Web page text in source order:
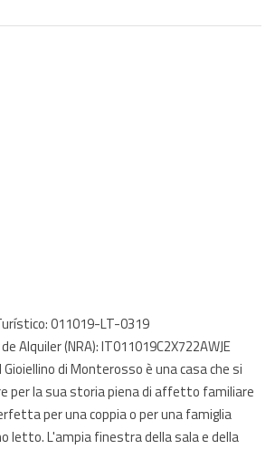
011019-LT-0319
Alquiler (NRA): IT011019C2X722AWJE
Gioiellino di Monterosso è una casa che si
per la sua storia piena di affetto familiare
per una coppia o per una famiglia
letto. L'ampia finestra della sala e della